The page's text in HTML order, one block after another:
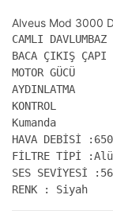
Alveus Mod 3000
CAMLI
BACA ÇIKIŞ ÇAPI
MOTOR GÜCÜ
AYDINLATMA
KONTROL
Kumanda
HAVA DEBİSİ
FİLTRE TİPİ
SES SEVİYESİ
RENK : Siyah